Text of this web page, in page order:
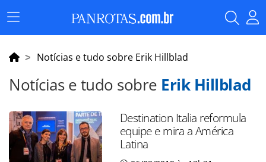
Menu
Principal
Notícias e tudo sobre Erik Hillblad
Notícias e tudo sobre Erik Hillblad
Destination Italia reformula
equipe e mira a América
Latina